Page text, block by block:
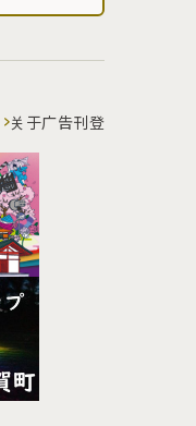
关于广告刊登